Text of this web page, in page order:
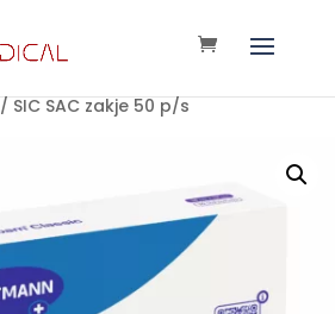
/ SIC SAC zakje 50 p/s